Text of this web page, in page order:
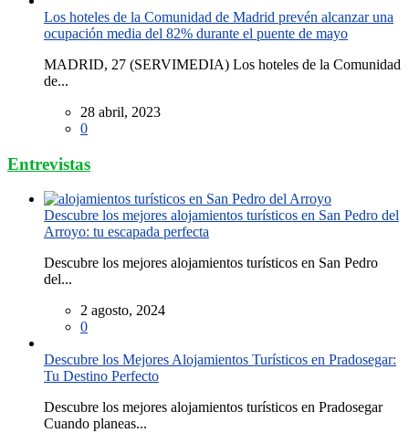
Los hoteles de la Comunidad de Madrid prevén alcanzar una
ocupación media del 82% durante el puente de mayo
MADRID, 27 (SERVIMEDIA) Los hoteles de la Comunidad
de...
28 abril, 2023
0
Entrevistas
Descubre los mejores alojamientos turísticos en San Pedro del
Arroyo: tu escapada perfecta
Descubre los mejores alojamientos turísticos en San Pedro
del...
2 agosto, 2024
0
Descubre los Mejores Alojamientos Turísticos en Pradosegar:
Tu Destino Perfecto
Descubre los mejores alojamientos turísticos en Pradosegar
Cuando planeas...